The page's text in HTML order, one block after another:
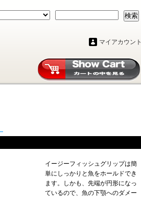
検索
マイアカウント
イージーフィッシュグリップは簡
単にしっかりと魚をホールドでき
ます。しかも、先端が円形になっ
ているので、魚の下顎へのダメー